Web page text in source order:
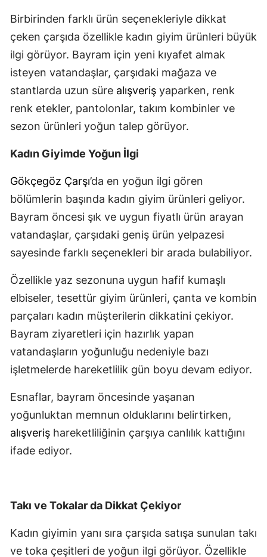
Birbirinden farklı ürün seçenekleriyle dikkat
çeken çarşıda özellikle kadın giyim ürünleri büyük
ilgi görüyor. Bayram için yeni kıyafet almak
isteyen vatandaşlar, çarşıdaki mağaza ve
stantlarda uzun süre alışveriş yaparken, renk
renk etekler, pantolonlar, takım kombinler ve
sezon ürünleri yoğun talep görüyor.
Kadın Giyimde Yoğun İlgi
Gökçegöz Çarşı’da en yoğun ilgi gören
bölümlerin başında kadın giyim ürünleri geliyor.
Bayram öncesi şık ve uygun fiyatlı ürün arayan
vatandaşlar, çarşıdaki geniş ürün yelpazesi
sayesinde farklı seçenekleri bir arada bulabiliyor.
Özellikle yaz sezonuna uygun hafif kumaşlı
elbiseler, tesettür giyim ürünleri, çanta ve kombin
parçaları kadın müşterilerin dikkatini çekiyor.
Bayram ziyaretleri için hazırlık yapan
vatandaşların yoğunluğu nedeniyle bazı
işletmelerde hareketlilik gün boyu devam ediyor.
Esnaflar, bayram öncesinde yaşanan
yoğunluktan memnun olduklarını belirtirken,
alışveriş hareketliliğinin çarşıya canlılık kattığını
ifade ediyor.
Takı ve Tokalar da Dikkat Çekiyor
Kadın giyimin yanı sıra çarşıda satışa sunulan takı
ve toka çeşitleri de yoğun ilgi görüyor. Özellikle